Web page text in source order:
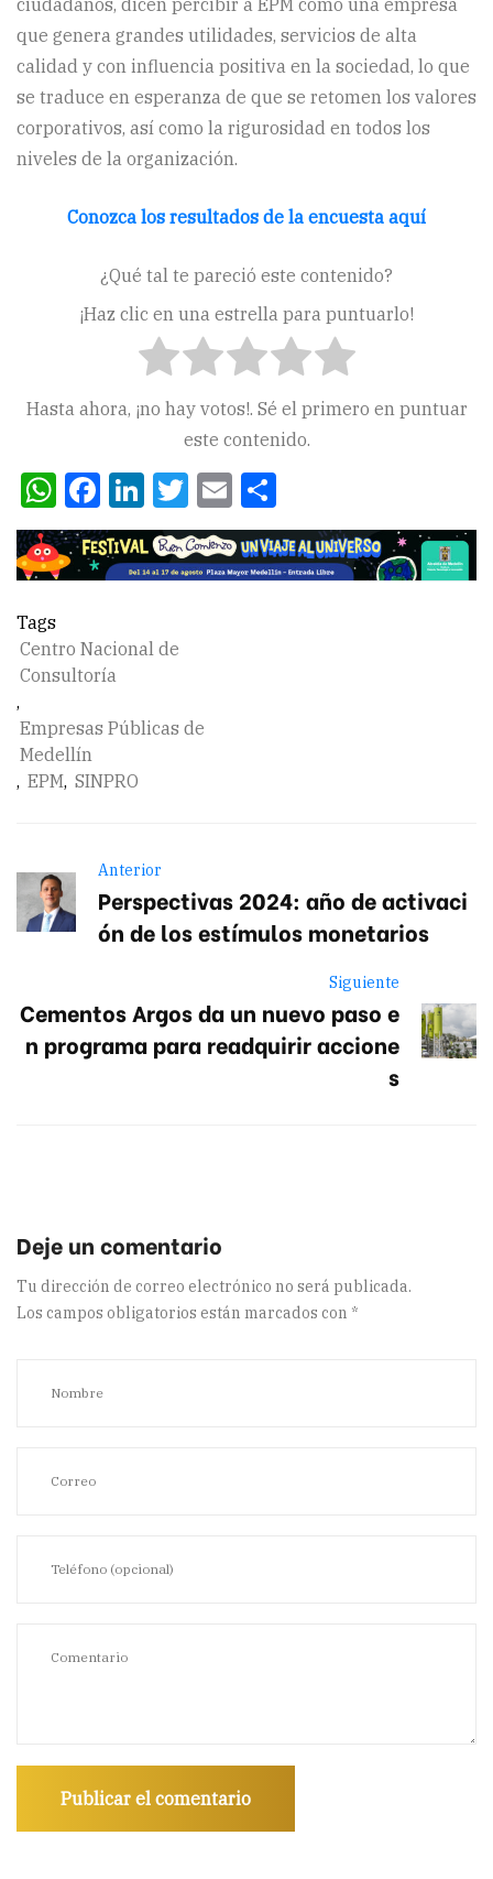
ciudadanos, dicen percibir a EPM como una empresa
que genera grandes utilidades, servicios de alta
calidad y con influencia positiva en la sociedad, lo que
se traduce en esperanza de que se retomen los valores
corporativos, así como la rigurosidad en todos los
niveles de la organización.
Conozca los resultados de la encuesta aquí
¿Qué tal te pareció este contenido?
¡Haz clic en una estrella para puntuarlo!
Hasta ahora, ¡no hay votos!. Sé el primero en puntuar
este contenido.
WhatsApp
Facebook
LinkedIn
Twitter
Email
Tags
Centro Nacional de
Consultoría
,
Empresas Públicas de
Medellín
, EPM, SINPRO
Anterior
Perspectivas 2024: año de activaci
ón de los estímulos monetarios
Siguiente
Cementos Argos da un nuevo paso e
n programa para readquirir accione
s
Tu dirección de correo electrónico no será publicada.
Los campos obligatorios están marcados con *